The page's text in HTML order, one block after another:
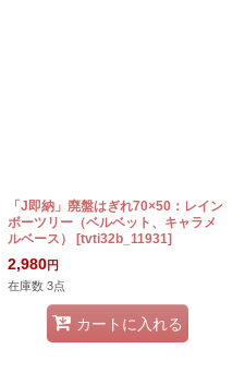
「J即納」廃盤はぎれ70×50：レイン
ボーツリー（ベルベット、キャラメ
ルベース）
[tvti32b_11931]
2,980円
在庫数 3点
カートに入れる